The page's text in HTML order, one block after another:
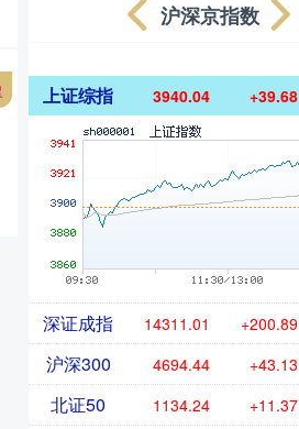
沪深京指数
上证综指 3940.04 +39.68
深证成指 14311.01 +200.89
沪深300 4694.44 +43.13
北证50 1134.24 +11.37